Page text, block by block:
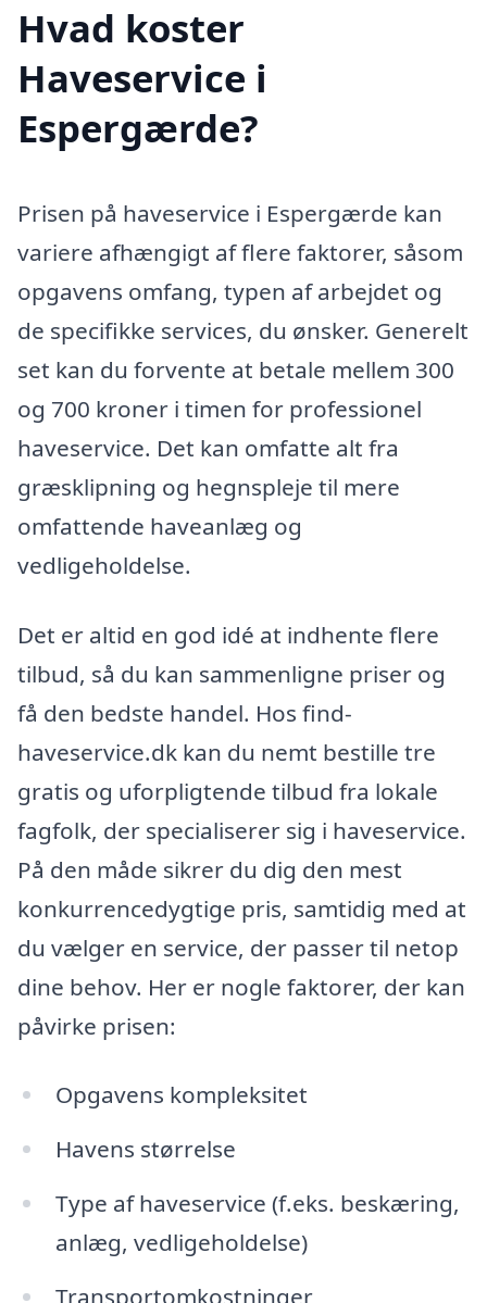
Hvad koster
Haveservice i
Espergærde?
Prisen på haveservice i Espergærde kan
variere afhængigt af flere faktorer, såsom
opgavens omfang, typen af arbejdet og
de specifikke services, du ønsker. Generelt
set kan du forvente at betale mellem 300
og 700 kroner i timen for professionel
haveservice. Det kan omfatte alt fra
græsklipning og hegnspleje til mere
omfattende haveanlæg og
vedligeholdelse.
Det er altid en god idé at indhente flere
tilbud, så du kan sammenligne priser og
få den bedste handel. Hos find-
haveservice.dk kan du nemt bestille tre
gratis og uforpligtende tilbud fra lokale
fagfolk, der specialiserer sig i haveservice.
På den måde sikrer du dig den mest
konkurrencedygtige pris, samtidig med at
du vælger en service, der passer til netop
dine behov. Her er nogle faktorer, der kan
påvirke prisen:
Opgavens kompleksitet
Havens størrelse
Type af haveservice (f.eks. beskæring,
anlæg, vedligeholdelse)
Transportomkostninger